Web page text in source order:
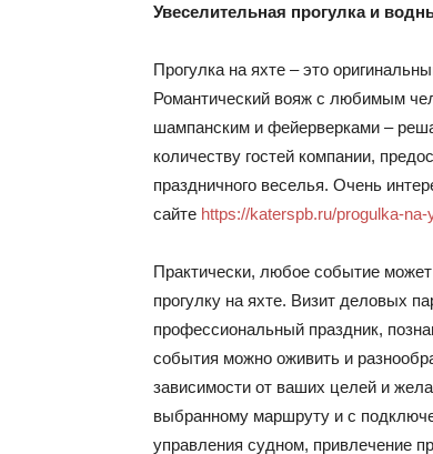
Увеселительная прогулка и
Прогулка на яхте – это
Романтический вояж с любимым
шампанским и фейерверками –
количеству гостей компании,
праздничного веселья. Очень
сайте https://katerspb.ru/progulka-
Практически, любое событие
прогулку на яхте. Визит деловых
профессиональный праздник,
события можно оживить и
зависимости от ваших целей и
выбранному маршруту и с
управления судном, привлечение